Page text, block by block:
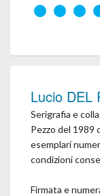
Lucio DEL
Serigrafia e
Pezzo del 1989
esemplari
condizioni
Firmata e